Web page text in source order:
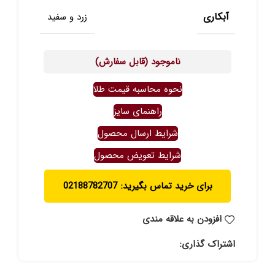
آبکاری زرد و سفید
ناموجود (قابل سفارش)
نحوه محاسبه قیمت طلا
راهنمای سایز
شرایط ارسال محصول
شرایط تعویض محصول
برای خرید تماس بگیرید: 02188782707
افزودن به علاقه مندی
اشتراک گذاری: